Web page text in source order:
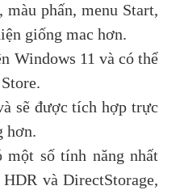
phấn, menu Start,
giống mac hơn.
Windows 11 và có thể
sẽ được tích hợp trực
hơn.
một số tính năng nhất
và ​​DirectStorage,